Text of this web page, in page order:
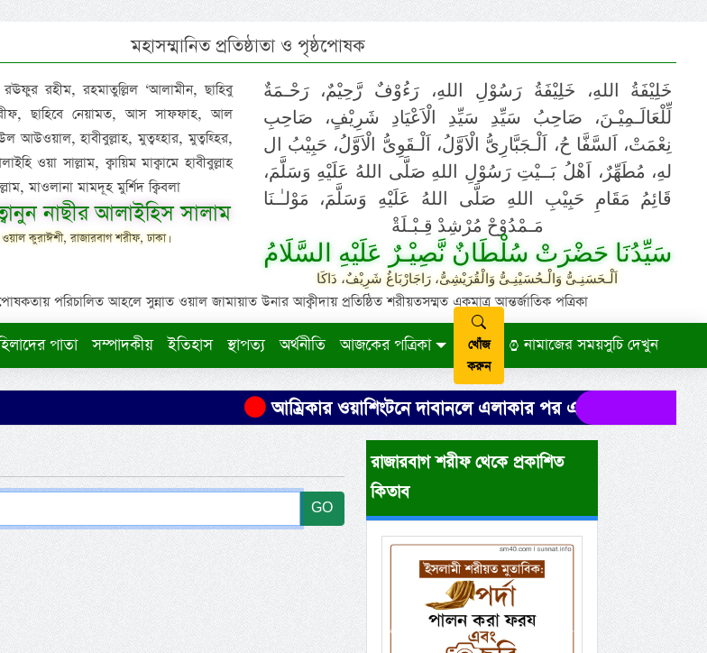
মহাসম্মানিত প্রতিষ্ঠাতা ও পৃষ্ঠপোষক
রঊফুর রহীম, রহমাতুল্লিল ‘আলামীন, ছাহিবু
ছাহিবে নেয়ামত, আস সাফফাহ, আল
হাবীবুল্লাহ, মুত্বহ্হার, মুত্বহ্হির,
ওয়া সাল্লাম, ক্বায়িম মাক্বামে হাবীবুল্লাহ
মাওলানা মামদূহ মুর্শিদ ক্বিবলা
নাছীর আলাইহিস সালাম
কুরাঈশী, রাজারবাগ শরীফ, ঢাকা।
خَلِيْفَةُ اللهِ، خَلِيْفَةُ رَسُوْلِ اللهِ، رَءُوْفٌ رَّحِيْمٌ، رَحْـمَةٌ
لِّلْعَالَـمِيْـنَ، صَاحِبُ سَيِّدِ سَيِّدِ الْاَعْيَادِ شَرِيْفٍ، صَاحِبِ
نِعْمَتْ، اَلسَّفَّا حُ، اَلْـجَبَّارِىُّ الْاَوَّلُ، اَلْـقَوِىُّ الْاَوَّلُ، حَبِيْبُ ال
لهِ، مُطَهِّرٌ، اَهْلُ بَــيْتِ رَسُوْلِ اللهِ صَلَّى اللهُ عَلَيْهِ وَسَلَّمَ،
قَائِمُ مَقَامِ حَبِيْبِ اللهِ صَلَّى اللهُ عَلَيْهِ وَسَلَّمَ، مَوْلـٰـنَا
مَـمْدُوْحْ مُرْشِدْ قِـبْـلَةْ
سَيِّدُنَا حَضْرَتْ سُلْطَانٌ نَّصِيْـرٌ عَلَيْهِ السَّلَامُ
اَلْـحَسَنِـىُّ وَالْـحُسَيْنِـىُّ وَالْقُرَيْشِىُّ، رَاجَارْبَاغُ شَرِيْفٌ، دَاكَا
পরিচালিত আহলে সুন্নাত ওয়াল জামায়াত উনার আক্বীদায় প্রতিষ্ঠিত শরীয়তসম্মত একমাত্র আন্তর্জাতিক পত্রিকা
পাতা সম্পাদকীয় ইতিহাস স্থাপত্য অর্থনীতি আজকের পত্রিকা
খোঁজ
করুন
নামাজের সময়সুচি দেখুন
আম্রিকার ওয়াশিংটনে দাবানলে এলাকার পর এলাকা বাড়ি-গাড়িসহ
GO
রাজারবাগ শরীফ থেকে প্রকাশিত
কিতাব